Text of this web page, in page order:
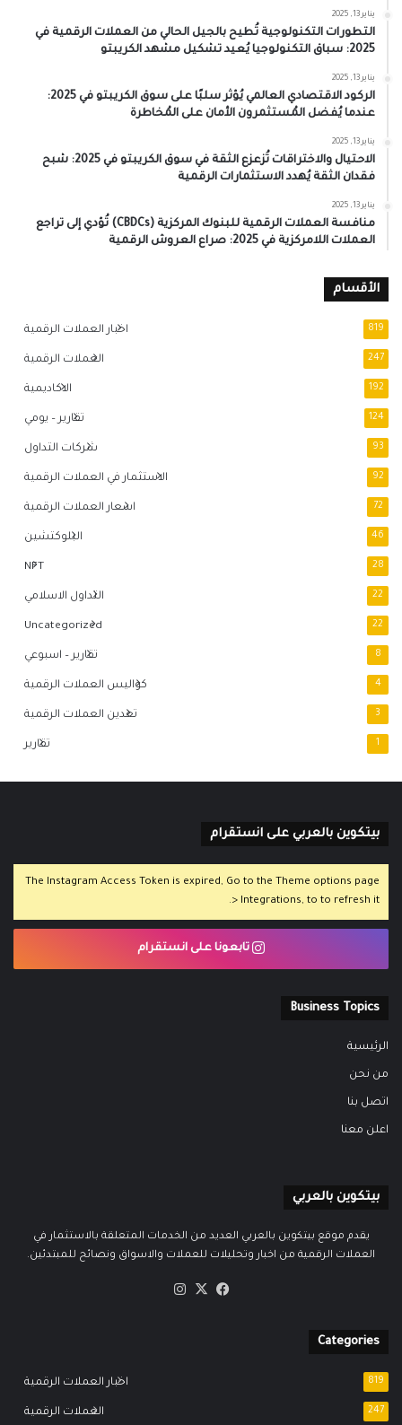
يناير 13, 2025
التطورات التكنولوجية تُطيح بالجيل الحالي من العملات الرقمية في
2025: سباق التكنولوجيا يُعيد تشكيل مشهد الكريبتو
يناير 13, 2025
الركود الاقتصادي العالمي يُؤثر سلبًا على سوق الكريبتو في 2025:
عندما يُفضل المُستثمرون الأمان على المُخاطرة
يناير 13, 2025
الاحتيال والاختراقات تُزعزع الثقة في سوق الكريبتو في 2025: شبح
فقدان الثقة يُهدد الاستثمارات الرقمية
يناير 13, 2025
منافسة العملات الرقمية للبنوك المركزية (CBDCs) تُؤدي إلى تراجع
العملات اللامركزية في 2025: صراع العروش الرقمية
الأقسام
اخبار العملات الرقمية 819
العملات الرقمية 247
الاكاديمية 192
تقارير – يومي 124
شركات التداول 93
الاستثمار في العملات الرقمية 92
اسعار العملات الرقمية 72
البلوكتشين 46
NFT 28
التداول الاسلامي 22
Uncategorized 22
تقارير – اسبوعي 8
كواليس العملات الرقمية 4
تعدين العملات الرقمية 3
تقارير 1
بيتكوين بالعربي على انستقرام
The Instagram Access Token is expired, Go to the Theme options page
> Integrations, to to refresh it.
تابعونا على انستقرام
Business Topics
الرئيسية
من نحن
اتصل بنا
اعلن معنا
بيتكوين بالعربي
يقدم موقع بيتكوين بالعربي العديد من الخدمات المتعلقة بالاستثمار في
العملات الرقمية من اخبار وتحليلات للعملات والاسواق ونصائح للمبتدئين.
فيسبوك
‫X
Categories
اخبار العملات الرقمية 819
العملات الرقمية 247